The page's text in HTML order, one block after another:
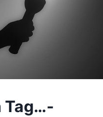
Tag…-